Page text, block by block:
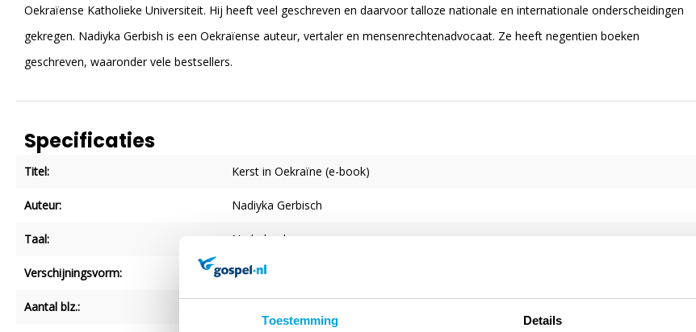
Toestemming Details
Oekraïense Katholieke Universiteit. Hij heeft veel geschreven en daarvoor talloze nationale en internationale onderscheidingen
gekregen. Nadiyka Gerbish is een Oekraïense auteur, vertaler en mensenrechtenadvocaat. Ze heeft negentien boeken
geschreven, waaronder vele bestsellers.
Specificaties
Titel: Kerst in Oekraïne (e-book)
Auteur: Nadiyka Gerbisch
Taal: Nederlands
Verschijningsvorm: Epub
Aantal blz.: